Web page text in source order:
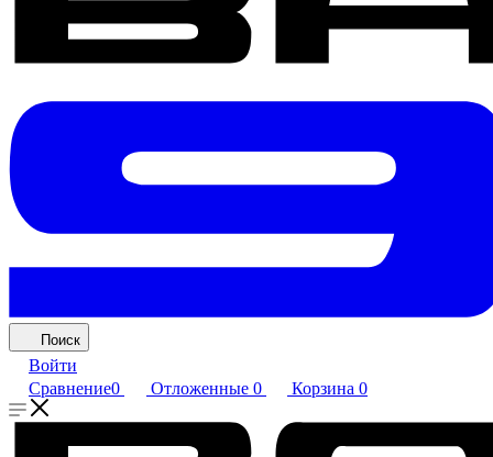
Поиск
Войти
Сравнение0 Отложенные 0 Корзина 0